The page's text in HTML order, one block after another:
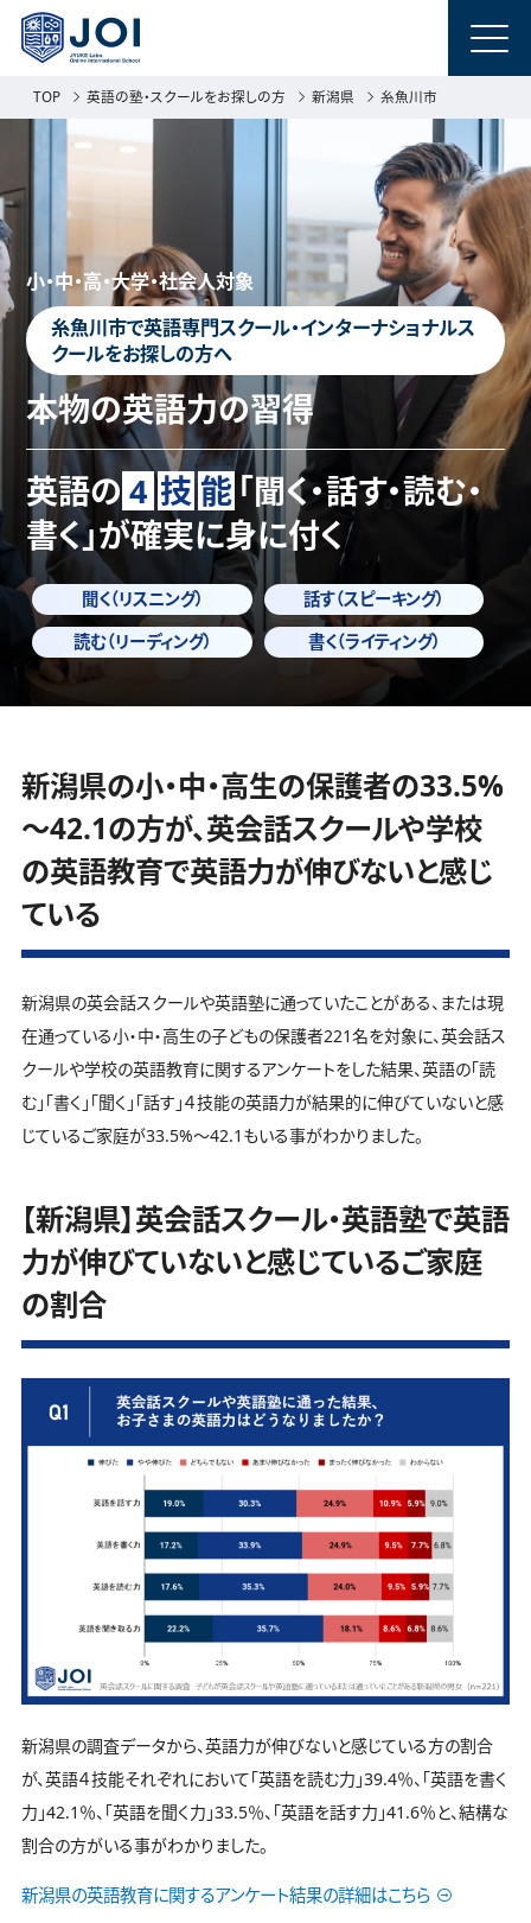
TOP 英語の塾・スクールをお探しの方 新潟県 糸魚川市
小・中・高・大学・社会人対象
糸魚川市で英語専門スクール・インターナショナルス
クールをお探しの方へ
本物の英語力の習得
英語の 4 技能 「聞く・話す・読む・
書く」が確実に身に付く
聞く（リスニング）
話す（スピーキング）
読む（リーディング）
書く（ライティング）
新潟県の小・中・高生の保護者の33.5%
～42.1の方が、英会話スクールや学校
の英語教育で英語力が伸びないと感じ
ている
新潟県の英会話スクールや英語塾に通っていたことがある、または現
在通っている小・中・高生の子どもの保護者221名を対象に、英会話ス
クールや学校の英語教育に関するアンケートをした結果、英語の「読
む」「書く」「聞く」「話す」４技能の英語力が結果的に伸びていないと感
じているご家庭が33.5%～42.1もいる事がわかりました。
【新潟県】英会話スクール・英語塾で英語
力が伸びていないと感じているご家庭
の割合
新潟県の調査データから、英語力が伸びないと感じている方の割合
が、英語４技能それぞれにおいて「英語を読む力」39.4％、「英語を書く
力」42.1％、「英語を聞く力」33.5％、「英語を話す力」41.6％と、結構な
割合の方がいる事がわかりました。
新潟県の英語教育に関するアンケート結果の詳細はこちら